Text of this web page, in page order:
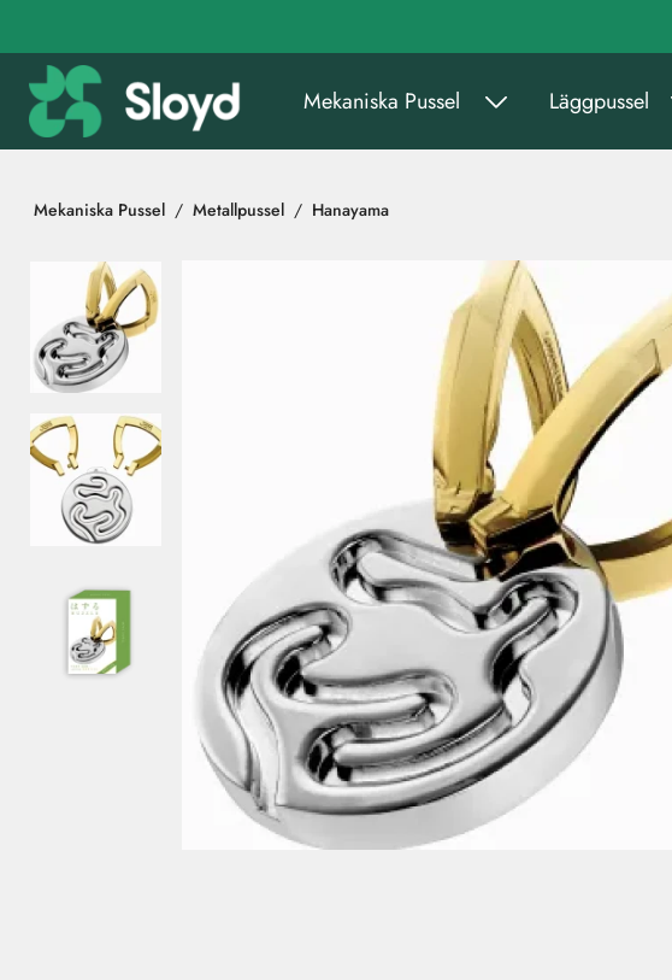
Mekaniska Pussel Läggpussel
Mekaniska Pussel Metallpussel Hanayama
Hoppa över bilder